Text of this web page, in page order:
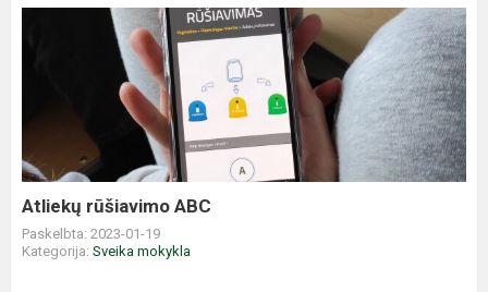
Atliekų rūšiavimo ABC
Paskelbta: 2023-01-19
Kategorija: Sveika mokykla